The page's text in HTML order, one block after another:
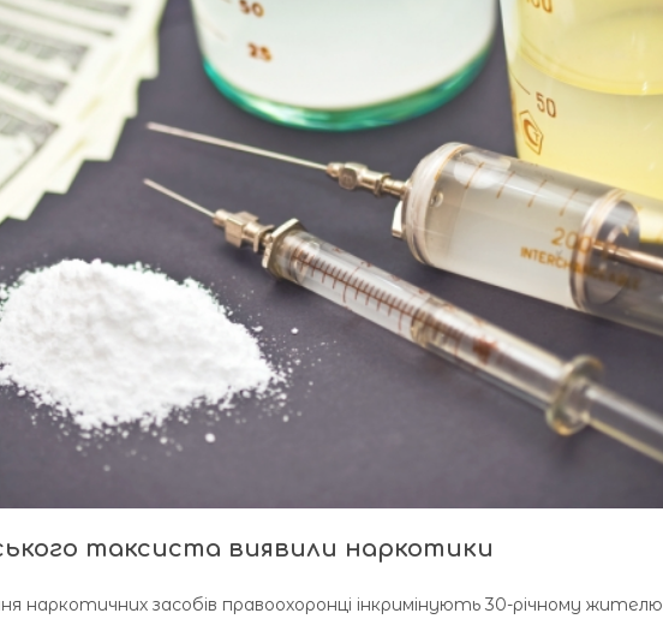
таксиста виявили наркотики
наркотичних засобів правоохоронці інкримінують 30-річному жителю